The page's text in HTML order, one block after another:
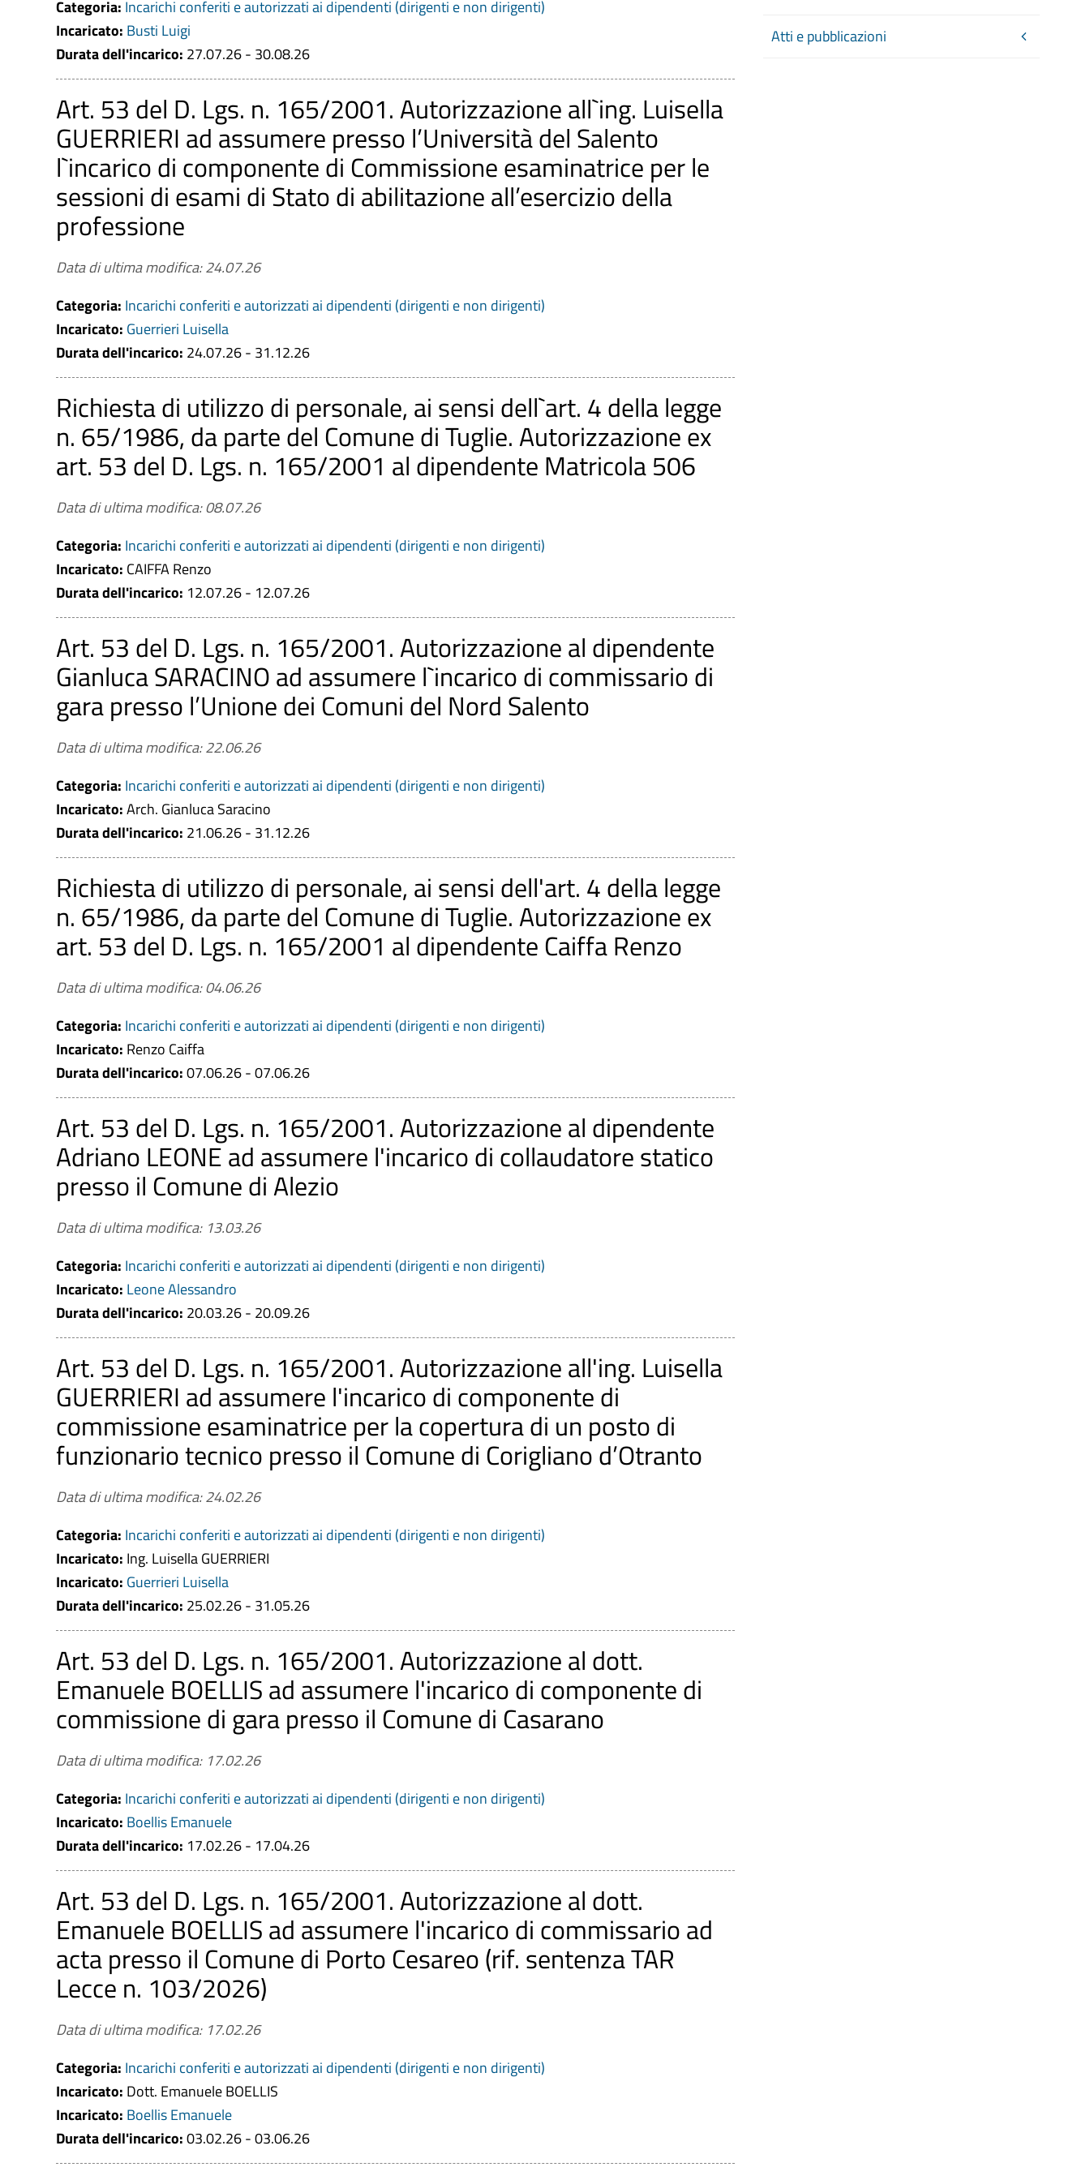
Codice Fiscale / Partita IVA
Periodo
Da (aaaa-mm-gg)
a (aaaa-mm-gg)
CERCA PULISCI
Categoria: Incarichi conferiti e autorizzati ai dipendenti (dirigenti e non dirigenti)
Incaricato: Busti Luigi
Durata dell'incarico: 27.07.26 - 30.08.26
Art. 53 del D. Lgs. n. 165/2001. Autorizzazione all`ing. Luisella
GUERRIERI ad assumere presso l’Università del Salento
l`incarico di componente di Commissione esaminatrice per le
sessioni di esami di Stato di abilitazione all’esercizio della
professione
Data di ultima modifica: 24.07.26
Categoria: Incarichi conferiti e autorizzati ai dipendenti (dirigenti e non dirigenti)
Incaricato: Guerrieri Luisella
Durata dell'incarico: 24.07.26 - 31.12.26
Richiesta di utilizzo di personale, ai sensi dell`art. 4 della legge
n. 65/1986, da parte del Comune di Tuglie. Autorizzazione ex
art. 53 del D. Lgs. n. 165/2001 al dipendente Matricola 506
Data di ultima modifica: 08.07.26
Categoria: Incarichi conferiti e autorizzati ai dipendenti (dirigenti e non dirigenti)
Incaricato: CAIFFA Renzo
Durata dell'incarico: 12.07.26 - 12.07.26
Art. 53 del D. Lgs. n. 165/2001. Autorizzazione al dipendente
Gianluca SARACINO ad assumere l`incarico di commissario di
gara presso l’Unione dei Comuni del Nord Salento
Data di ultima modifica: 22.06.26
Categoria: Incarichi conferiti e autorizzati ai dipendenti (dirigenti e non dirigenti)
Incaricato:Arch. Gianluca Saracino
Durata dell'incarico: 21.06.26 - 31.12.26
Richiesta di utilizzo di personale, ai sensi dell'art. 4 della legge
n. 65/1986, da parte del Comune di Tuglie. Autorizzazione ex
art. 53 del D. Lgs. n. 165/2001 al dipendente Caiffa Renzo
Data di ultima modifica: 04.06.26
Categoria: Incarichi conferiti e autorizzati ai dipendenti (dirigenti e non dirigenti)
Incaricato: Renzo Caiffa
Durata dell'incarico:07.06.26 - 07.06.26
Art. 53 del D. Lgs. n. 165/2001. Autorizzazione al dipendente
Adriano LEONE ad assumere l'incarico di collaudatore statico
presso il Comune di Alezio
Data di ultima modifica: 13.03.26
Categoria: Incarichi conferiti e autorizzati ai dipendenti (dirigenti e non dirigenti)
Incaricato: Leone Alessandro
Durata dell'incarico: 20.03.26 - 20.09.26
Art. 53 del D. Lgs. n. 165/2001. Autorizzazione all'ing. Luisella
GUERRIERI ad assumere l'incarico di componente di
commissione esaminatrice per la copertura di un posto di
funzionario tecnico presso il Comune di Corigliano d’Otranto
Data di ultima modifica: 24.02.26
Categoria: Incarichi conferiti e autorizzati ai dipendenti (dirigenti e non dirigenti)
Incaricato: Ing. Luisella GUERRIERI
Incaricato: Guerrieri Luisella
Durata dell'incarico: 25.02.26 - 31.05.26
Art. 53 del D. Lgs. n. 165/2001. Autorizzazione al dott.
Emanuele BOELLIS ad assumere l'incarico di componente di
commissione di gara presso il Comune di Casarano
Data di ultima modifica: 17.02.26
Categoria: Incarichi conferiti e autorizzati ai dipendenti (dirigenti e non dirigenti)
Incaricato: Boellis Emanuele
Durata dell'incarico: 17.02.26 - 17.04.26
Art. 53 del D. Lgs. n. 165/2001. Autorizzazione al dott.
Emanuele BOELLIS ad assumere l'incarico di commissario ad
acta presso il Comune di Porto Cesareo (rif. sentenza TAR
Lecce n. 103/2026)
Data di ultima modifica: 17.02.26
Categoria: Incarichi conferiti e autorizzati ai dipendenti (dirigenti e non dirigenti)
Incaricato: Dott. Emanuele BOELLIS
Incaricato: Boellis Emanuele
Durata dell'incarico:03.02.26 - 03.06.26
Atti e pubblicazioni